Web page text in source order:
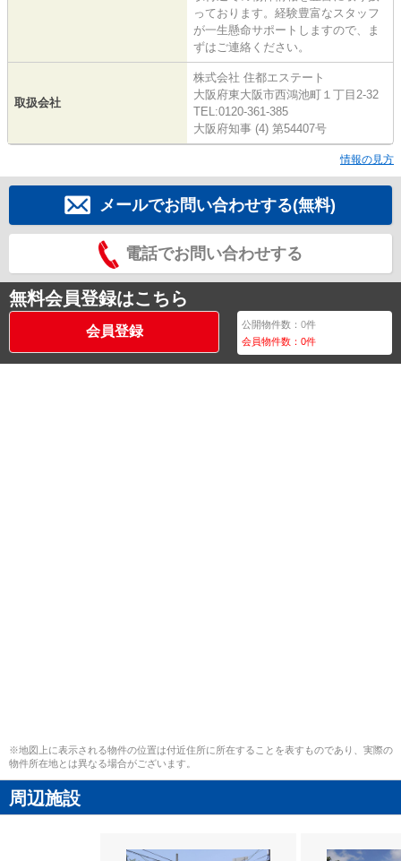
っております。経験豊富なスタッフ
が一生懸命サポートしますので、ま
ずはご連絡ください。
取扱会社
株式会社 住都エステート
大阪府東大阪市西鴻池町１丁目2-32
TEL:0120-361-385
大阪府知事 (4) 第54407号
情報の見方
メールでお問い合わせする(無料)
電話でお問い合わせする
無料会員登録はこちら
会員登録 公開物件数：0件
会員物件数：0件
※地図上に表示される物件の位置は付近住所に所在することを表すものであり、実際の
物件所在地とは異なる場合がございます。
周辺施設